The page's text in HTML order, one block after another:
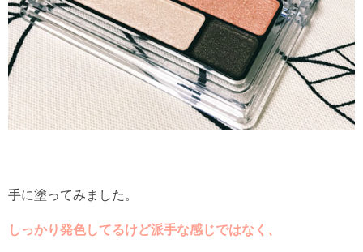
手に塗ってみました。
しっかり発色してるけど派手な感じではなく、